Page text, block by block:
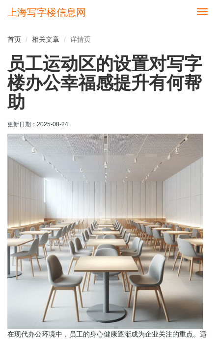
切
上海写字楼信息网
首页 相关文章 详情页
员工运动区的设置对写字
楼办公幸福感提升有何帮
助
更新日期： 2025-08-24
在现代办公环境中，员工的身心健康逐渐成为企业关注的重点。适